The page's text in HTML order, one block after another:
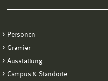
Personen
Gremien
Ausstattung
Campus & Standorte